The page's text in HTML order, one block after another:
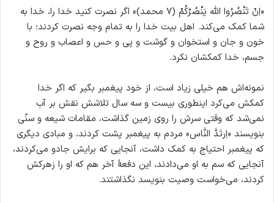
«اِنْ تَنْصُرُوا الله يَنْصُرْكُمْ (۷ محمد)» اگر نصرت کنید خدا را، خدا به
شما کمک می‌کند. اهل بیت خدا را به تمام وجه نصرت کردند؛ با
خون و جان و استخوان و گوشت و پی و حس و اعصاب و روح و
جسم، خدا کمکشان نکرد.
نمونه‌اش هم خیلی زیاد است، از خود پیغمبر بگیر که اگر خدا
کمکش می‌کرد اینطوری بیست و سه سال تلاشش نقش بر آب
نمی‌شد که وقتی سرش را روی زمین گذاشت، مقامات شیعه و سنّی
بنویسند «اِرتَدَّ النَّاس» مردم به پیغمبر پشت کردند، و مبادی دیگری
که پیغمبر احتیاج به کمک داشت، آنجایی که برایش جادو می‌کردند،
آنجایی که سم به او می‌دادند، این دفعهٔ آخر هم که او را زهرکش
کردند، می‌خواست وصیت بنویسد نگذاشتند.